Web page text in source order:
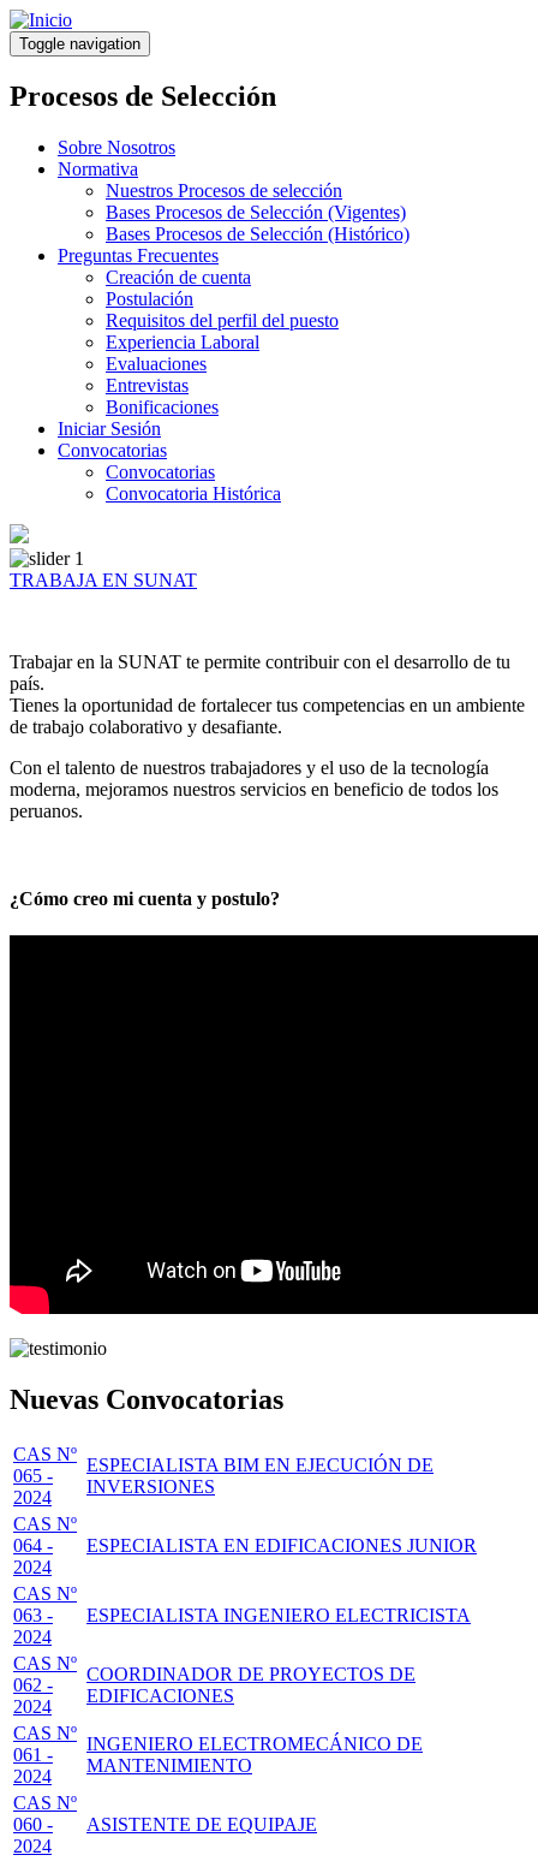
Pasar
al
contenido
principal
Toggle navigation
Procesos de Selección
Sobre Nosotros
Normativa
Nuestros Procesos de selección
Bases Procesos de Selección (Vigentes)
Bases Procesos de Selección (Histórico)
Preguntas Frecuentes
Creación de cuenta
Postulación
Requisitos del perfil del puesto
Experiencia Laboral
Evaluaciones
Entrevistas
Bonificaciones
Iniciar Sesión
Convocatorias
Convocatorias
Convocatoria Histórica
TRABAJA EN SUNAT
Trabajar en la SUNAT te permite contribuir con el desarrollo de tu
país.
Tienes la oportunidad de fortalecer tus competencias en un ambiente
de trabajo colaborativo y desafiante.
Con el talento de nuestros trabajadores y el uso de la tecnología
moderna, mejoramos nuestros servicios en beneficio de todos los
peruanos.
¿Cómo creo mi cuenta y postulo?
Nuevas Convocatorias
CAS Nº
065 -
2024
ESPECIALISTA BIM EN EJECUCIÓN DE
INVERSIONES
CAS Nº
064 -
2024
ESPECIALISTA EN EDIFICACIONES JUNIOR
CAS Nº
063 -
2024
ESPECIALISTA INGENIERO ELECTRICISTA
CAS Nº
062 -
2024
COORDINADOR DE PROYECTOS DE
EDIFICACIONES
CAS Nº
061 -
2024
INGENIERO ELECTROMECÁNICO DE
MANTENIMIENTO
CAS Nº
060 -
2024
ASISTENTE DE EQUIPAJE